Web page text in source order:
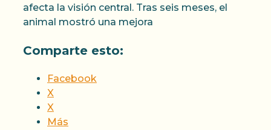
afecta la visión central. Tras seis meses, el
animal mostró una mejora
Comparte esto:
Facebook
X
X
Más